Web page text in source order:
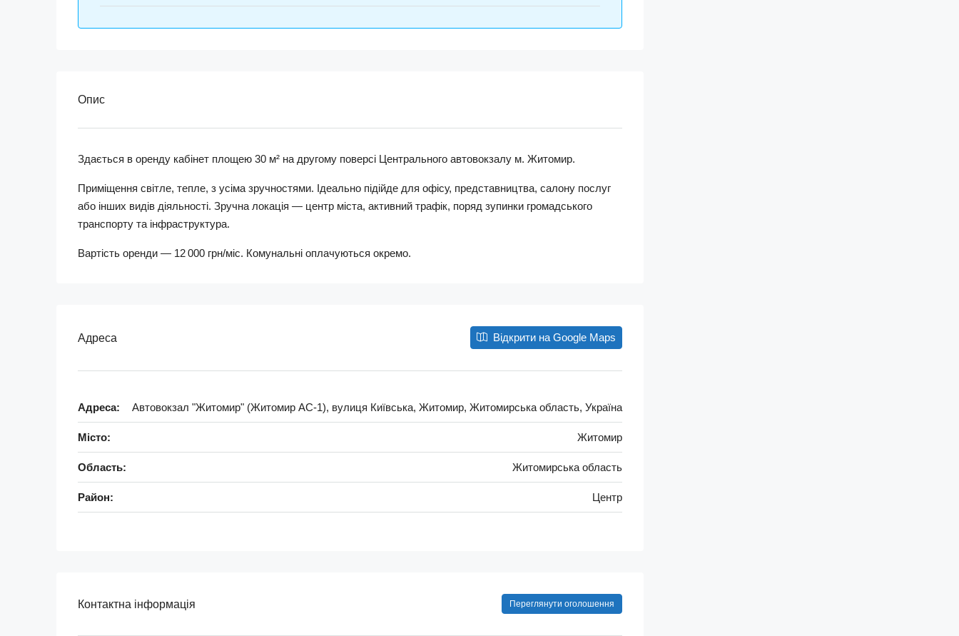
Опис
Здається в оренду кабінет площею 30 м² на другому поверсі Центрального автовокзалу м. Житомир.
Приміщення світле, тепле, з усіма зручностями. Ідеально підійде для офісу, представництва, салону послуг
або інших видів діяльності. Зручна локація — центр міста, активний трафік, поряд зупинки громадського
транспорту та інфраструктура.
Вартість оренди — 12 000 грн/міс. Комунальні оплачуються окремо.
Адреса Відкрити на Google Maps
Адреса: Автовокзал "Житомир" (Житомир АС-1), вулиця Київська, Житомир, Житомирська область, Україна
Місто: Житомир
Область: Житомирська область
Район: Центр
Контактна інформація Переглянути оголошення